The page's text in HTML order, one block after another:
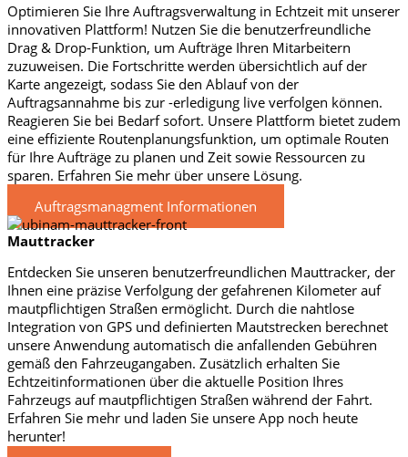
Optimieren Sie Ihre Auftragsverwaltung in Echtzeit mit unserer
innovativen Plattform! Nutzen Sie die benutzerfreundliche
Drag & Drop-Funktion, um Aufträge Ihren Mitarbeitern
zuzuweisen. Die Fortschritte werden übersichtlich auf der
Karte angezeigt, sodass Sie den Ablauf von der
Auftragsannahme bis zur -erledigung live verfolgen können.
Reagieren Sie bei Bedarf sofort. Unsere Plattform bietet zudem
eine effiziente Routenplanungsfunktion, um optimale Routen
für Ihre Aufträge zu planen und Zeit sowie Ressourcen zu
sparen. Erfahren Sie mehr über unsere Lösung.
Auftragsmanagment Informationen
Mauttracker
Entdecken Sie unseren benutzerfreundlichen Mauttracker, der
Ihnen eine präzise Verfolgung der gefahrenen Kilometer auf
mautpflichtigen Straßen ermöglicht. Durch die nahtlose
Integration von GPS und definierten Mautstrecken berechnet
unsere Anwendung automatisch die anfallenden Gebühren
gemäß den Fahrzeugangaben. Zusätzlich erhalten Sie
Echtzeitinformationen über die aktuelle Position Ihres
Fahrzeugs auf mautpflichtigen Straßen während der Fahrt.
Erfahren Sie mehr und laden Sie unsere App noch heute
herunter!